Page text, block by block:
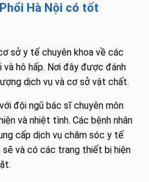
Hà Nội có tốt
sở y tế chuyên khoa về các
và hô hấp. Nơi đây được đánh
dịch vụ và cơ sở vật chất.
đội ngũ bác sĩ chuyên môn
và nhiệt tình. Các bệnh nhân
cấp dịch vụ chăm sóc y tế
và có các trang thiết bị hiện